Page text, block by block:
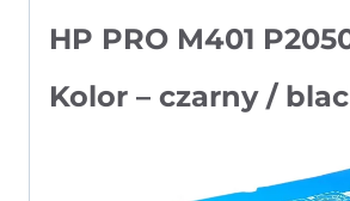
HP PRO M401
Kolor – czarny /